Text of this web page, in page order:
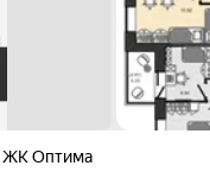
ЖК Оптима